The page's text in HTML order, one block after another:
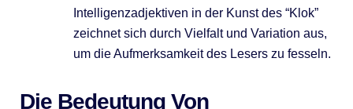
Intelligenzadjektiven in der Kunst des “Klok”
zeichnet sich durch Vielfalt und Variation aus,
um die Aufmerksamkeit des Lesers zu fesseln.
Die Bedeutung Von